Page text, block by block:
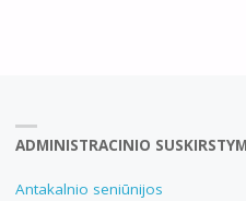
ADMINISTRACINIO
Antakalnio seniūnijos